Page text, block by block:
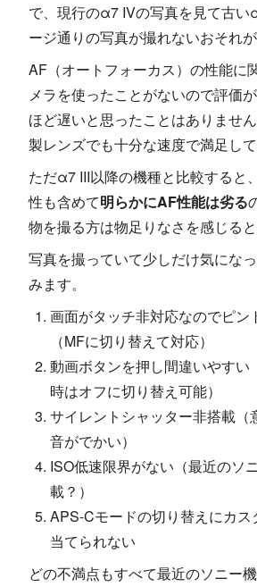
で、現行のα7 IVの写真を見て古い
ージ通りの写真が撮れないおそれが
AF（オートフォーカス）の性能に
メラを使ったことがないので評価
ほど遅いと思ったことはありませ
製レンズでも十分な速度で満足して
ただα7 III以降の機種と比較すると
性も含めて明らかにAF性能は劣る
物を撮る方は物足りなさを感じると
写真を撮っていて少しだけ気にな
みます。
画面がタッチ非対応なのでピン
（MFに切り替えて対応）
動画ボタンを押し間違いやすい
時はオフに切り替え可能）
サイレントシャッター非搭載（
音がでかい）
ISO低速限界がない（最近のソ
載？）
APS-Cモードの切り替えにカス
当てられない
どの不満点もすべて最近のソニー